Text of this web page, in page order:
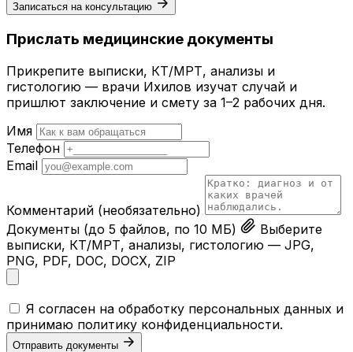
Записаться на консультацию
Прислать медицинские документы
Прикрепите выписки, КТ/МРТ, анализы и
гистологию — врачи Ихилов изучат случай и
пришлют заключение и смету за 1–2 рабочих дня.
Имя
Телефон
Email
Комментарий (необязательно)
Документы (до 5 файлов, по 10 МБ)
Выберите
выписки, КТ/МРТ, анализы, гистологию — JPG,
PNG, PDF, DOC, DOCX, ZIP
Я согласен на обработку персональных данных и
принимаю политику конфиденциальности.
Отправить документы